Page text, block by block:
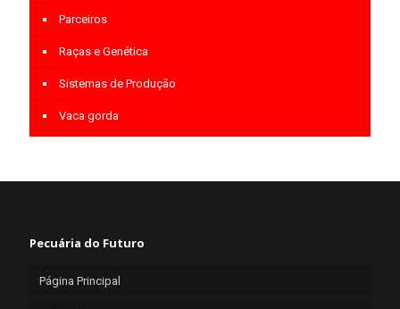
Parceiros
Raças e Genética
Sistemas de Produção
Vaca gorda
Pecuária do Futuro
Página Principal